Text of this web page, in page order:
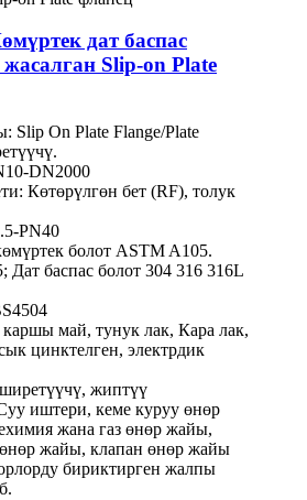
дат баспас
жасалган Slip-on Plate
Slip On Plate Flange/Plate
DN2000
Көтөрүлгөн бет (RF), толук
PN40
болот ASTM A105.
Дат баспас болот 304 316 316L
каршы май, тунук лак, Кара лак,
цинктелген, электрдик
жиптүү
иштери, кеме куруу өнөр
жана газ өнөр жайы,
өнөр жайы, клапан өнөр жайы
бириктирген жалпы